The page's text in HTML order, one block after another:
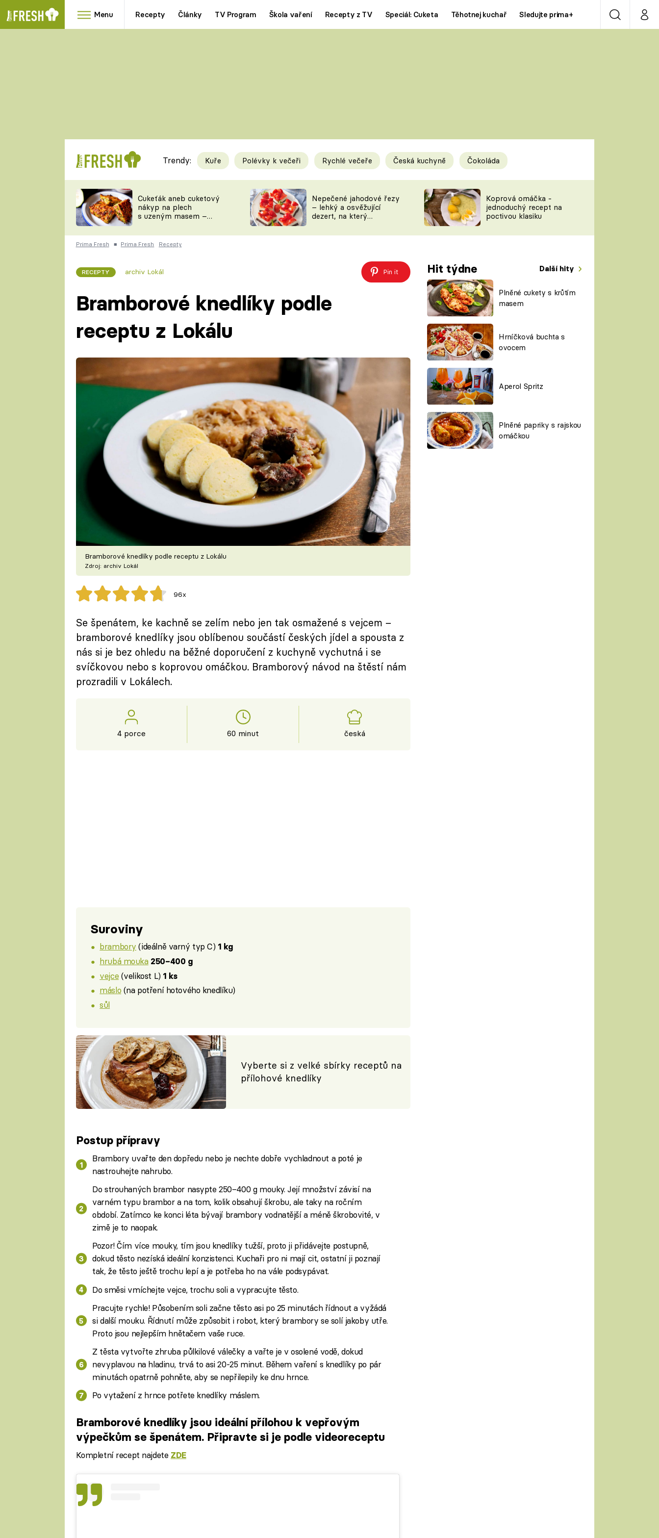
Menu Recepty Články TV Program Škola vaření Recepty z TV Speciál: Cuketa Těhotnej kuchař Sledujte prima+ VyhledáváníMůj
RYCHLOVKY
Videorecepty
TEĎ VAŘÍ ŠÉF!
ČESKO NA TALÍŘI
KUCHAŘKA
Tipy a triky
KAM ZA JÍDLEM
VYCHYTÁVKY
Novinky
ŠÉFREDAKTORKY
ČASOPIS
Prima LAJK
Sledujte nás
Trendy: Kuře Polévky k večeři Rychlé večeře Česká kuchyně Čokoláda
Cukeťák aneb cuketový
nákyp na plech
s uzeným masem –
zpracovat přerostlé
cukety
Nepečené jahodové řezy
– lehký a osvěžující
dezert, na který
Koprová omáčka -
jednoduchý recept na
poctivou klasiku
Prima Fresh ■ Prima Fresh Recepty
RECEPTY archiv Lokál Pin it Hit týdne Další hity
Plněné cukety s krůtím
masem
Hrníčková buchta s
ovocem
Aperol Spritz
Plněné papriky s rajskou
omáčkou
Bramborové knedlíky podle
receptu z Lokálu
Bramborové knedlíky podle receptu z Lokálu
Zdroj: archiv Lokál
96x
Se špenátem, ke kachně se zelím nebo jen tak osmažené s vejcem –
bramborové knedlíky jsou oblíbenou součástí českých jídel a spousta z
nás si je bez ohledu na běžné doporučení z kuchyně vychutná i se
svíčkovou nebo s koprovou omáčkou. Bramborový návod na štěstí nám
prozradili v Lokálech.
4 porce 60 minut česká
Suroviny
brambory (ideálně varný typ C) 1 kg
hrubá mouka 250–400 g
vejce (velikost L) 1 ks
máslo (na potření hotového knedlíku)
sůl
Vyberte si z velké sbírky receptů na
přílohové knedlíky
Postup přípravy
Brambory uvařte den dopředu nebo je nechte dobře vychladnout a poté je
nastrouhejte nahrubo.
Do strouhaných brambor nasypte 250–400 g mouky. Její množství závisí na
varném typu brambor a na tom, kolik obsahují škrobu, ale taky na ročním
období. Zatímco ke konci léta bývají brambory vodnatější a méně škrobovité, v
zimě je to naopak.
Pozor! Čím více mouky, tím jsou knedlíky tužší, proto ji přidávejte postupně,
dokud těsto nezíská ideální konzistenci. Kuchaři pro ni mají cit, ostatní ji poznají
tak, že těsto ještě trochu lepí a je potřeba ho na vále podsypávat.
Do směsi vmíchejte vejce, trochu soli a vypracujte těsto.
Pracujte rychle! Působením soli začne těsto asi po 25 minutách řídnout a vyžádá
si další mouku. Řídnutí může způsobit i robot, který brambory se solí jakoby utře.
Proto jsou nejlepším hnětačem vaše ruce.
Z těsta vytvořte zhruba půlkilové válečky a vařte je v osolené vodě, dokud
nevyplavou na hladinu, trvá to asi 20-25 minut. Během vaření s knedlíky po pár
minutách opatrně pohněte, aby se nepřilepily ke dnu hrnce.
Po vytažení z hrnce potřete knedlíky máslem.
Bramborové knedlíky jsou ideální přílohou k vepřovým
výpečkům se špenátem. Připravte si je podle videoreceptu
Kompletní recept najdete ZDE